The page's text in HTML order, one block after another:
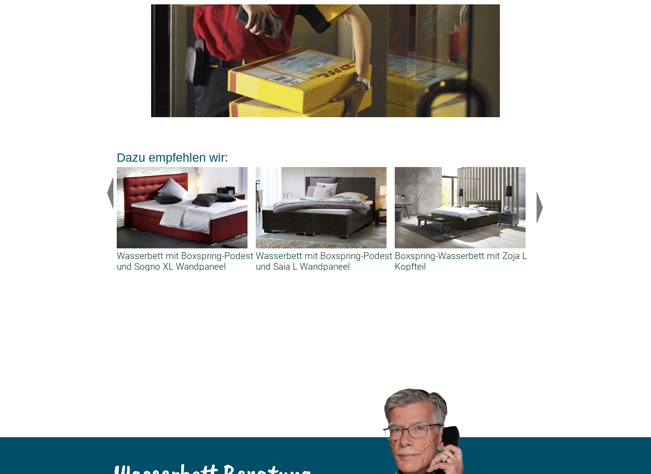
Dazu empfehlen wir:
Wasserbett mit Boxspring-Podest
und Sogno XL Wandpaneel
Wasserbett mit Boxspring-Podest
und Saia L Wandpaneel
Boxspring-Wasserbett mit Zoja L
Kopfteil